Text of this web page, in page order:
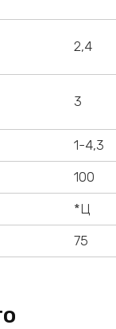
2,4
3
1-4,3
100
*Ц
75